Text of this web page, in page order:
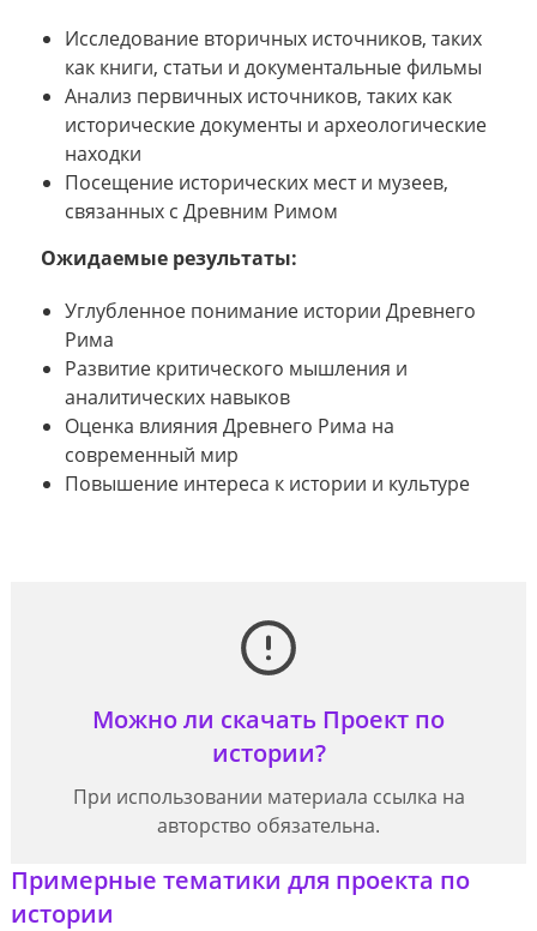
Исследование вторичных источников, таких
как книги, статьи и документальные фильмы
Анализ первичных источников, таких как
исторические документы и археологические
находки
Посещение исторических мест и музеев,
связанных с Древним Римом
Ожидаемые результаты:
Углубленное понимание истории Древнего
Рима
Развитие критического мышления и
аналитических навыков
Оценка влияния Древнего Рима на
современный мир
Повышение интереса к истории и культуре
Можно ли скачать Проект по
истории?
При использовании материала ссылка на
авторство обязательна.
Примерные тематики для проекта по
истории